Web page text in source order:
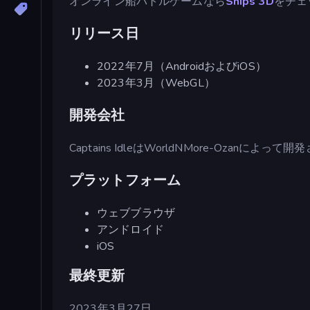
リリース日
2022年7月（AndroidおよびiOS）
2023年3月（WebGL）
開発会社
Captains IdleはWorldNMore-Ozanによって開発
プラットフォーム
ウェブブラウザ
アンドロイド
iOS
最終更新